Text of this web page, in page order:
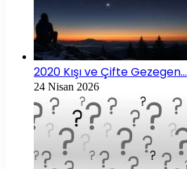
2020 Kışı ve Çifte Gezegen…
24 Nisan 2026